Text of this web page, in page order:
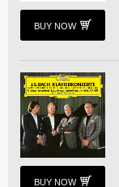
BUY NOW
BUY NOW